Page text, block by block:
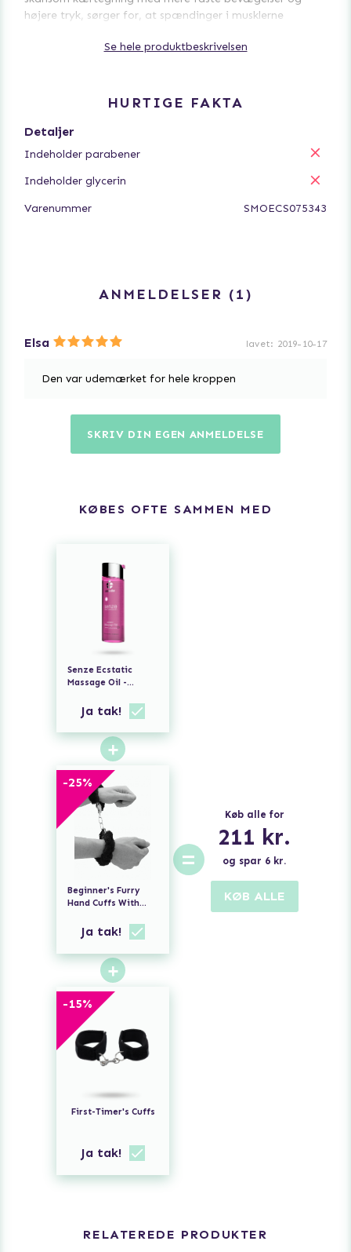
højere tryk, sørger for, at spændinger i musklerne
den olie, som du har til hensigt at bruge, i et lille
fem minutter. Varmt vand fra vandhanen på omkring 45
grader Celsius kan også bruges. Dette frigiver også nogle
af de essentielle olier i luften, hvilket skaber en
vidunderlig atmosfære med din valgte duft.
Massageolien er 100% vegansk og et meget godt valg
Se hele produktbeskrivelsen
HURTIGE FAKTA
Detaljer
Indeholder parabener
Indeholder glycerin
Varenummer SMOECS075343
ANMELDELSER 1
Elsa lavet: 2019-10-17
Den var udemærket for hele kroppen
SKRIV DIN EGEN ANMELDELSE
KØBES OFTE SAMMEN MED
Senze Ecstatic
Massage Oil -
Ja tak!
+
-25%
Beginner's Furry
Hand Cuffs With
ButtonJa tak!
+
-15%
First-Timer's Cuffs
Ja tak!
=
Køb alle for
211 kr.
og spar 6 kr.
KØB ALLE
RELATEREDE PRODUKTER